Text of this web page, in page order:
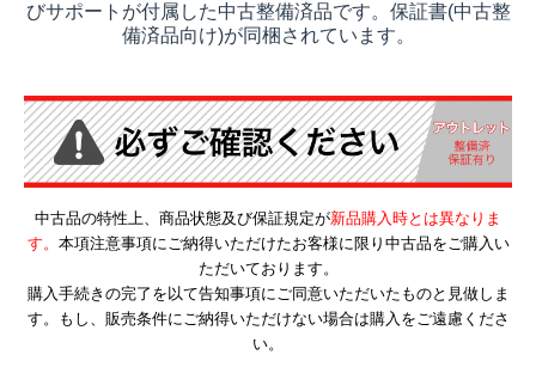
びサポートが付属した中古整備済品です。保証書(中古整
備済品向け)が同梱されています。
中古品の特性上、商品状態及び保証規定が新品購入時とは異なりま
す。 本項注意事項にご納得いただけたお客様に限り中古品をご購入い
ただいております。
購入手続きの完了を以て告知事項にご同意いただいたものと見做しま
す。もし、販売条件にご納得いただけない場合は購入をご遠慮くださ
い。